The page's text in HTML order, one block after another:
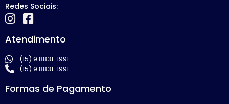
Redes Sociais:
Atendimento
(15) 9 8831-1991
(15) 9 8831-1991
Formas de Pagamento